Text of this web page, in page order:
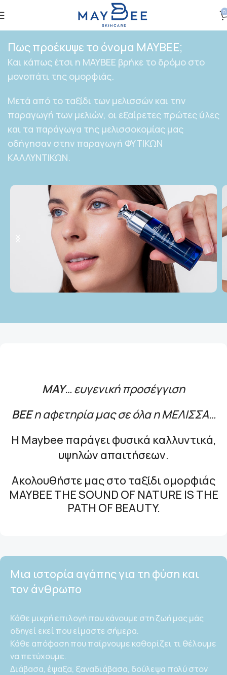
0
Πως προέκυψε το όνομα ΜΑΥΒΕΕ;
Και κάπως έτσι η ΜΑΥΒΕΕ βρήκε το δρόμο στο
μονοπάτι της ομορφιάς.
Μετά από το ταξίδι των μελισσών και την
παραγωγή των μελιών, οι εξαίρετες πρώτες ύλες
και τα παράγωγα της μελισσοκομίας μας
οδήγησαν στην παραγωγή ΦΥΤΙΚΩΝ
ΚΑΛΛΥΝΤΙΚΩΝ.
ΜΑΥ… ευγενική προσέγγιση
ΒΕΕη αφετηρία μας σε όλα η ΜΕΛΙΣΣΑ…
Η Maybee παράγει φυσικά καλλυντικά,
υψηλών απαιτήσεων.
Ακολουθήστε μας στο ταξίδι ομορφιάς
ΜAYBEE THE SOUND OF NATURE IS THE
PATH OF BEAUTY.
Μια ιστορία αγάπης για τη φύση και
τον άνθρωπο
Κάθε μικρή επιλογή που κάνουμε στη ζωή μας μάς
οδηγεί εκεί που είμαστε σήμερα.
Κάθε απόφαση που παίρνουμε καθορίζει τι θέλουμε
να πετύχουμε.
Διάβασα, έψαξα, ξαναδιάβασα, δούλεψα πολύ στον